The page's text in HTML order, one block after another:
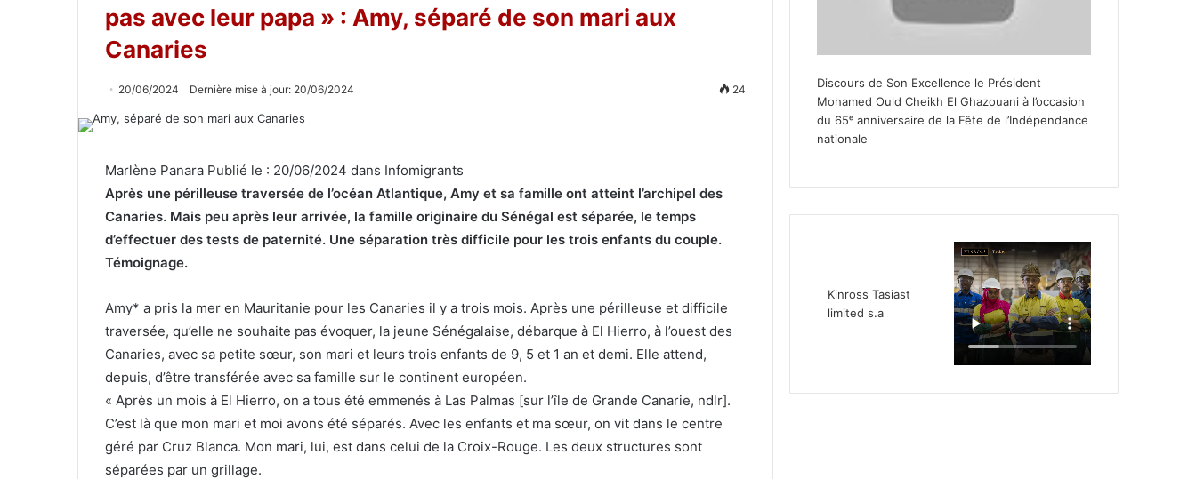
pas avec leur papa » : Amy, séparé de son mari aux
Canaries
20/06/2024 Dernière mise à jour: 20/06/2024 24
Marlène Panara Publié le : 20/06/2024 dans Infomigrants
Après une périlleuse traversée de l’océan Atlantique, Amy et sa famille ont atteint l’archipel des
Canaries. Mais peu après leur arrivée, la famille originaire du Sénégal est séparée, le temps
d’effectuer des tests de paternité. Une séparation très difficile pour les trois enfants du couple.
Témoignage.
Amy* a pris la mer en Mauritanie pour les Canaries il y a trois mois. Après une périlleuse et difficile
traversée, qu’elle ne souhaite pas évoquer, la jeune Sénégalaise, débarque à El Hierro, à l’ouest des
Canaries, avec sa petite sœur, son mari et leurs trois enfants de 9, 5 et 1 an et demi. Elle attend,
depuis, d’être transférée avec sa famille sur le continent européen.
« Après un mois à El Hierro, on a tous été emmenés à Las Palmas [sur l’île de Grande Canarie, ndlr].
C’est là que mon mari et moi avons été séparés. Avec les enfants et ma sœur, on vit dans le centre
géré par Cruz Blanca. Mon mari, lui, est dans celui de la Croix-Rouge. Les deux structures sont
séparées par un grillage.
Discours de Son Excellence le Président
Mohamed Ould Cheikh El Ghazouani à l’occasion
du 65ᵉ anniversaire de la Fête de l’Indépendance
nationale
Kinross Tasiast
limited s.a